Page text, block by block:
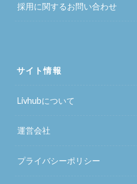
採用に関するお問い合わせ
サイト情報
Livhubについて
運営会社
プライバシーポリシー